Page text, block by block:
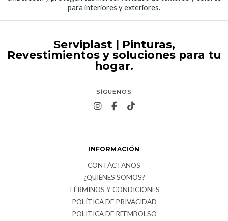
para interiores y exteriores.
Serviplast | Pinturas,
Revestimientos y soluciones para tu
hogar.
SÍGUENOS
INFORMACIÓN
CONTÁCTANOS
¿QUIÉNES SOMOS?
TÉRMINOS Y CONDICIONES
POLÍTICA DE PRIVACIDAD
POLITICA DE REEMBOLSO